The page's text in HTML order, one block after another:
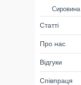
Сировина
Статті
Про нас
Відгуки
Співпраця